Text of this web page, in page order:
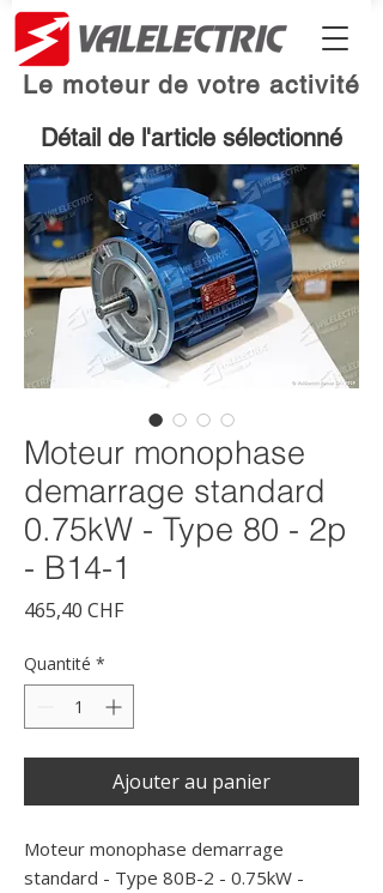
Le moteur de votre activité
Détail de l'article sélectionné
Moteur monophase
demarrage standard
0.75kW - Type 80 - 2p
- B14-1
465,40 CHFPrix
Quantité *
Ajouter au panier
Moteur monophase demarrage
standard - Type 80B-2 - 0.75kW -